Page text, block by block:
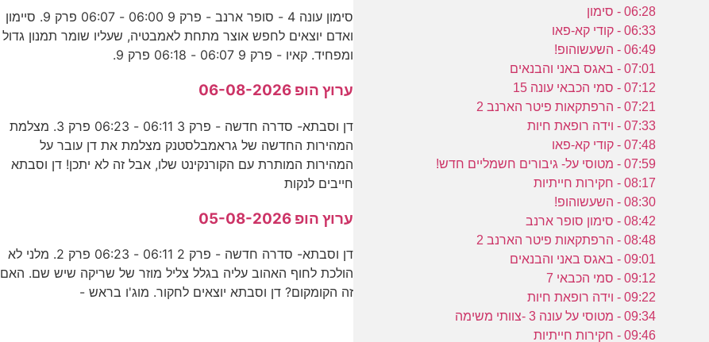
06:28 - סימון
06:33 - קודי קא-פאו
06:49 - השעשוהופ!
07:01 - באגס באני והבנאים
07:12 - סמי הכבאי עונה 15
07:21 - הרפתקאות פיטר הארנב 2
07:33 - וידה רופאת חיות
07:48 - קודי קא-פאו
07:59 - מטוסי על- גיבורים חשמליים חדש!
08:17 - חקירות חייתיות
08:30 - השעשוהופ!
08:42 - סימון סופר ארנב
08:48 - הרפתקאות פיטר הארנב 2
09:01 - באגס באני והבנאים
09:12 - סמי הכבאי 7
09:22 - וידה רופאת חיות
09:34 - מטוסי על עונה 3 -צוותי משימה
09:46 - חקירות חייתיות
סימון עונה 4 - סופר ארנב - פרק 9 06:00 - 06:07 פרק 9. סיימון
ואדם יוצאים לחפש אוצר מתחת לאמבטיה, שעליו שומר תמנון גדול
ומפחיד. קאיו - פרק 9 06:07 - 06:18 פרק 9.
ערוץ הופ 06-08-2026
דן וסבתא- סדרה חדשה - פרק 3 06:11 - 06:23 פרק 3. מצלמת
המהירות החדשה של גראמבלסטנק מצלמת את דן עובר על
המהירות המותרת עם הקורנקינט שלו, אבל זה לא יתכן! דן וסבתא
חייבים לנקות
ערוץ הופ 05-08-2026
דן וסבתא- סדרה חדשה - פרק 2 06:11 - 06:23 פרק 2. מלני לא
הולכת לחוף האהוב עליה בגלל צליל מוזר של שריקה שיש שם. האם
זה הקומקום? דן וסבתא יוצאים לחקור. מוג'ו בראש -